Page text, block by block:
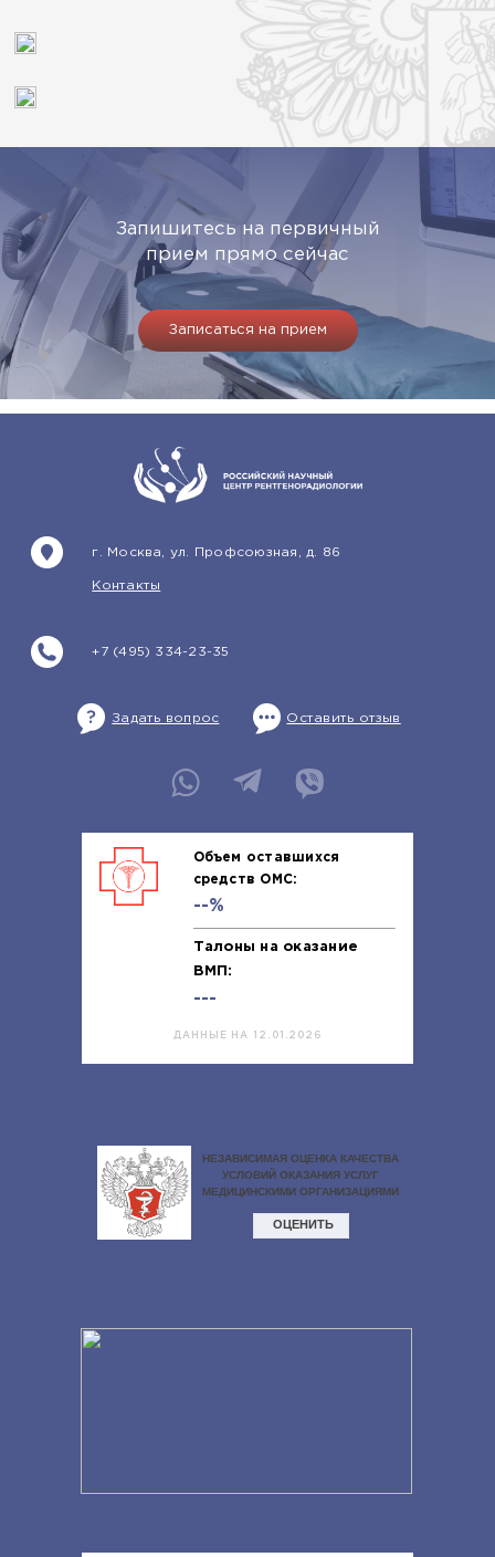
Запишитесь на первичный
прием прямо сейчас
Записаться на прием
+7 (495) 334-23-35
г. Москва, ул. Профсоюзная, д. 86
Контакты
Задать вопрос Оставить отзыв
Объем оставшихся
средств ОМС:
--%
Талоны на оказание
ВМП:
---
ДАННЫЕ НА 12.01.2026